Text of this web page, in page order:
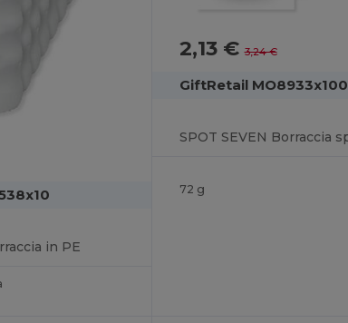
in PE
2,13 €3,24 €
GiftRetail MO8933x100
72 g